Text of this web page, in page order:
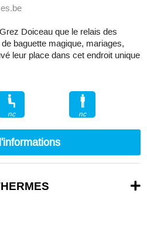
Doiceau que le relais des
baguette magique, mariages,
leur place dans cet endroit unique
nc nc